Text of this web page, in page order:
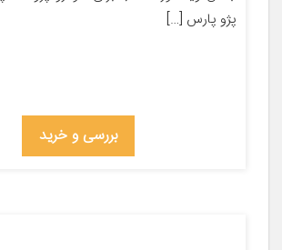
پژو پارس […]
بررسی و خرید